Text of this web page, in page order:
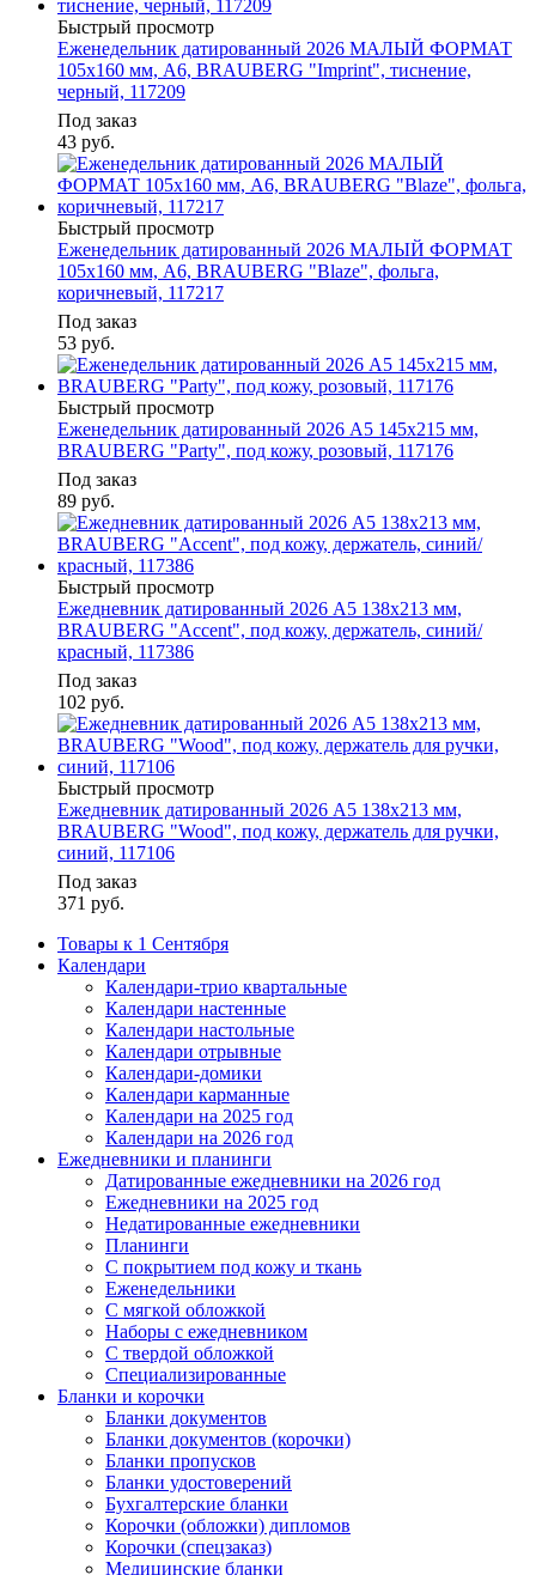
Быстрый просмотр
Еженедельник датированный 2026 МАЛЫЙ ФОРМАТ
105х160 мм, А6, BRAUBERG "Imprint", тиснение,
черный, 117209
Под заказ
43 руб.
Быстрый просмотр
Еженедельник датированный 2026 МАЛЫЙ ФОРМАТ
105х160 мм, А6, BRAUBERG "Blaze", фольга,
коричневый, 117217
Под заказ
53 руб.
Быстрый просмотр
Еженедельник датированный 2026 А5 145х215 мм,
BRAUBERG "Party", под кожу, розовый, 117176
Под заказ
89 руб.
Быстрый просмотр
Ежедневник датированный 2026 А5 138х213 мм,
BRAUBERG "Accent", под кожу, держатель, синий/
красный, 117386
Под заказ
102 руб.
Быстрый просмотр
Ежедневник датированный 2026 А5 138x213 мм,
BRAUBERG "Wood", под кожу, держатель для ручки,
синий, 117106
Под заказ
371 руб.
Товары к 1 Сентября
Календари
Календари-трио квартальные
Календари настенные
Календари настольные
Календари отрывные
Календари-домики
Календари карманные
Календари на 2025 год
Календари на 2026 год
Ежедневники и планинги
Датированные ежедневники на 2026 год
Ежедневники на 2025 год
Недатированные ежедневники
Планинги
С покрытием под кожу и ткань
Еженедельники
С мягкой обложкой
Наборы с ежедневником
С твердой обложкой
Специализированные
Бланки и корочки
Бланки документов
Бланки документов (корочки)
Бланки пропусков
Бланки удостоверений
Бухгалтерские бланки
Корочки (обложки) дипломов
Корочки (спецзаказ)
Медицинские бланки